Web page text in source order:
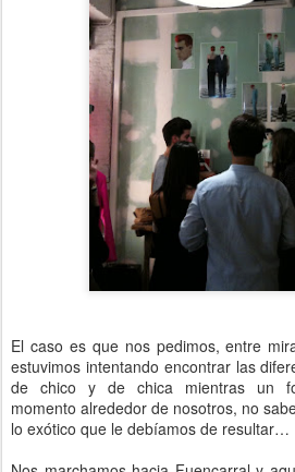
El caso es que nos pedimos, entre
estuvimos intentando encontrar las
de chico y de chica mientras un
momento alrededor de nosotros, no
lo exótico que le debíamos de resultar…